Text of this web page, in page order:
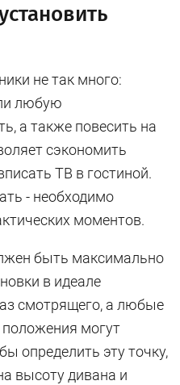
не так много:
любую
а также повесить на
сэкономить
ТВ в гостиной.
- необходимо
моментов.
быть максимально
в идеале
смотрящего, а любые
положения могут
определить эту точку,
высоту дивана и